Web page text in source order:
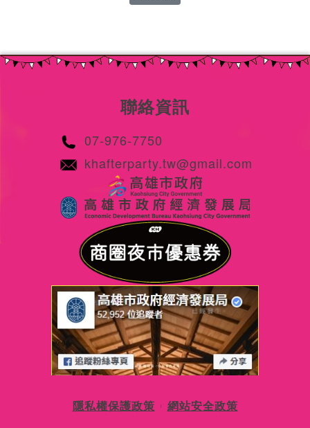
聯絡資訊
07-976-7750
khafterparty.tw@gmail.com
隱私權保護政策 | 網站安全政策